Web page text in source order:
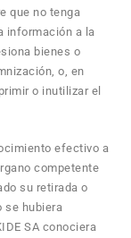
que no tenga
información a la
bienes o
o, en
o inutilizar el
efectivo a
competente
su retirada o
se hubiera
SA conociera